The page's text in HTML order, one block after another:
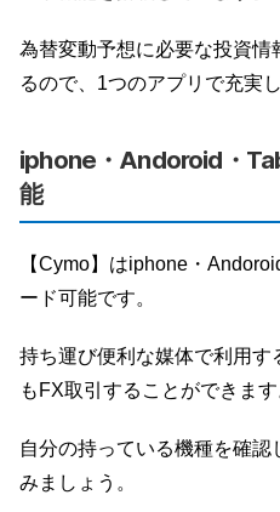
為替変動予想に必要な投資
るので、1つのアプリで充実
iphone・Andoroid・
能
【Cymo】はiphone・
ード可能です。
持ち運び便利な媒体で利用
もFX取引することができます
自分の持っている機種を確
みましょう。